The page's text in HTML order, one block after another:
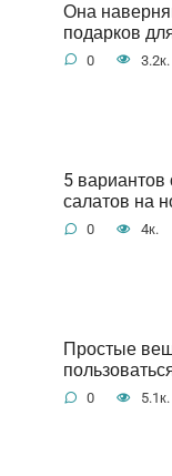
Она
подарков
0 3.2к.
5
салатов на
0 4к.
Простые
0 5.1к.